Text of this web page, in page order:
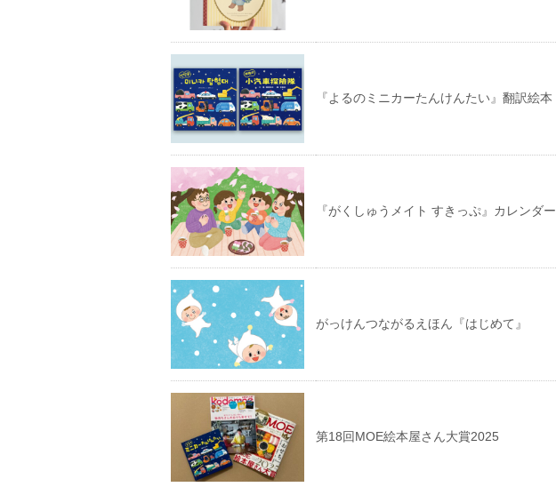
『よるのミニカーたんけんたい』翻訳絵本
『がくしゅうメイト すきっぷ』カレンダー
がっけんつながるえほん『はじめて』
第18回MOE絵本屋さん大賞2025